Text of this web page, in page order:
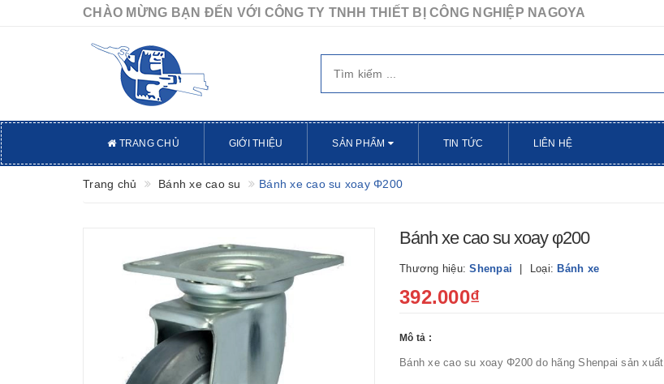
CHÀO MỪNG BẠN ĐẾN VỚI CÔNG TY TNHH THIẾT BỊ CÔNG NGHIỆP NAGOYA
TRANG CHỦ GIỚI THIỆU SẢN PHẨM TIN TỨC LIÊN HỆ
Trang chủ Bánh xe cao su Bánh xe cao su xoay Φ200
Bánh xe cao su xoay φ200
Thương hiệu:Shenpai Loại: Bánh xe
392.000₫
Mô tả :
Bánh xe cao su xoay Φ200 do hãng Shenpai sản xuất